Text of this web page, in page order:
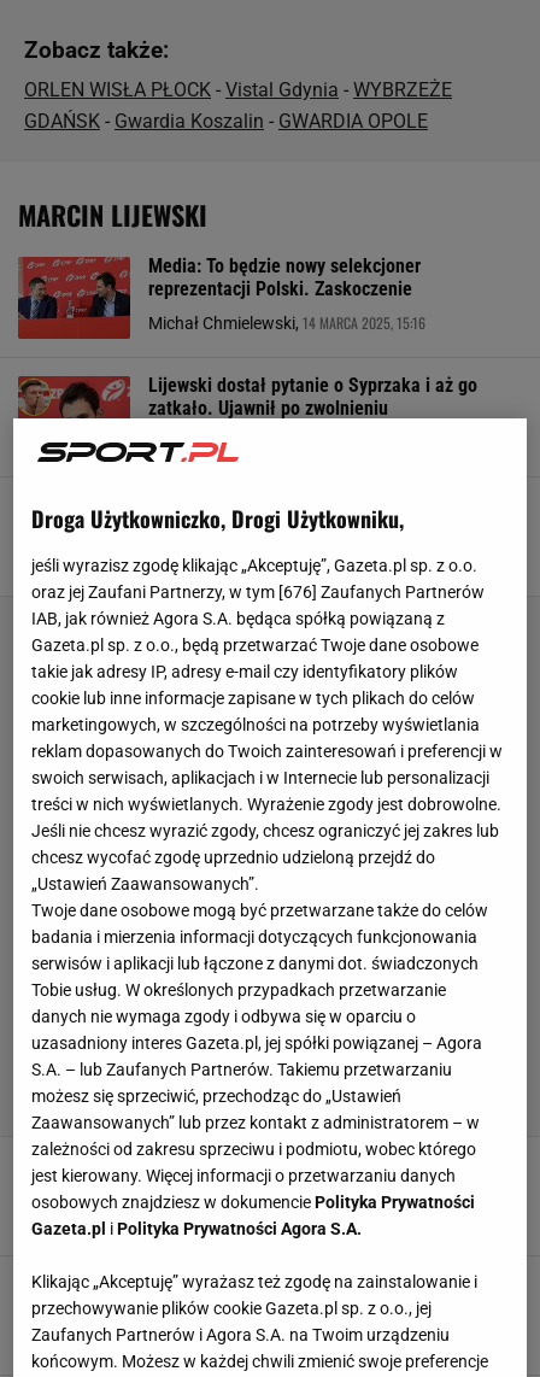
Zobacz także:
ORLEN WISŁA PŁOCK - Vistal Gdynia - WYBRZEŻE
GDAŃSK - Gwardia Koszalin - GWARDIA OPOLE
MARCIN LIJEWSKI
Media: To będzie nowy selekcjoner
reprezentacji Polski. Zaskoczenie
Michał Chmielewski, 14 MARCA 2025, 15:16
Lijewski dostał pytanie o Syprzaka i aż go
zatkało. Ujawnił po zwolnieniu
Hubert Rybkowski,
Prezes Szmal przemówił ws. zwolnienia
Lijewskiego. Wymowne słowa
Aleksander Bernard,26 LUTEGO 2025, 07:32
Stało się! Lijewski nie jest już selekcjonerem
reprezentacji Polski
Błażej Winter,25 LUTEGO 2025, 12:03
Syprzak kontra Siódmiak. To jest nokaut, co
powiedział
Hubert Rybkowski,8 LUTEGO 2025, 17:17
Droga Użytkowniczko, Drogi Użytkowniku,
jeśli wyrazisz zgodę klikając „Akceptuję”, Gazeta.pl sp. z o.o.
oraz jej Zaufani Partnerzy, w tym [676] Zaufanych Partnerów
IAB, jak również Agora S.A. będąca spółką powiązaną z
Gazeta.pl sp. z o.o., będą przetwarzać Twoje dane osobowe
takie jak adresy IP, adresy e-mail czy identyfikatory plików
cookie lub inne informacje zapisane w tych plikach do celów
marketingowych, w szczególności na potrzeby wyświetlania
reklam dopasowanych do Twoich zainteresowań i preferencji w
swoich serwisach, aplikacjach i w Internecie lub personalizacji
treści w nich wyświetlanych. Wyrażenie zgody jest dobrowolne.
Jeśli nie chcesz wyrazić zgody, chcesz ograniczyć jej zakres lub
chcesz wycofać zgodę uprzednio udzieloną przejdź do
„Ustawień Zaawansowanych”.
Twoje dane osobowe mogą być przetwarzane także do celów
badania i mierzenia informacji dotyczących funkcjonowania
serwisów i aplikacji lub łączone z danymi dot. świadczonych
Tobie usług. W określonych przypadkach przetwarzanie
danych nie wymaga zgody i odbywa się w oparciu o
uzasadniony interes Gazeta.pl, jej spółki powiązanej – Agora
S.A. – lub Zaufanych Partnerów. Takiemu przetwarzaniu
możesz się sprzeciwić, przechodząc do „Ustawień
Zaawansowanych” lub przez kontakt z administratorem – w
zależności od zakresu sprzeciwu i podmiotu, wobec którego
jest kierowany. Więcej informacji o przetwarzaniu danych
osobowych znajdziesz w dokumenciePolityka Prywatności
Gazeta.pl iPolityka Prywatności Agora S.A.
Klikając „Akceptuję” wyrażasz też zgodę na zainstalowanie i
przechowywanie plików cookie Gazeta.pl sp. z o.o., jej
Zaufanych Partnerów i Agora S.A. na Twoim urządzeniu
końcowym. Możesz w każdej chwili zmienić swoje preferencje